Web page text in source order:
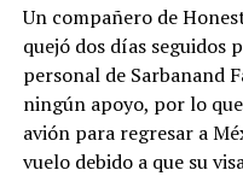
Un compañero de
quejó dos días seguidos
personal de Sarbanand
ningún apoyo, por lo
avión para regresar a
vuelo debido a que su